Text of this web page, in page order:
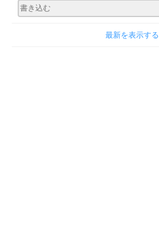
最新を表示する